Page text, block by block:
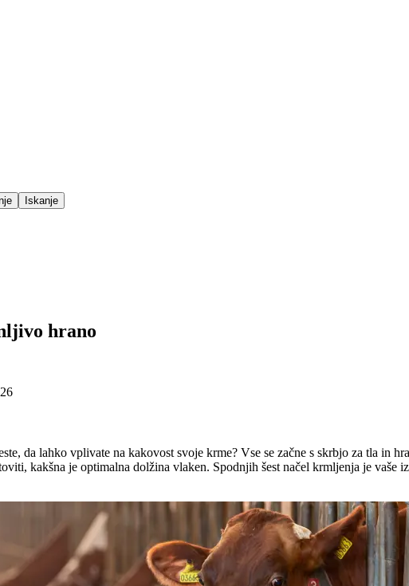
Iskanje
hrano
da lahko vplivate na kakovost svoje krme? Vse se začne s skrbjo za tla in
kakšna je optimalna dolžina vlaken. Spodnjih šest načel krmljenja je vaše